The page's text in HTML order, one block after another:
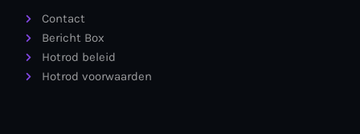
Contact
Bericht Box
Hotrod beleid
Hotrod voorwaarden